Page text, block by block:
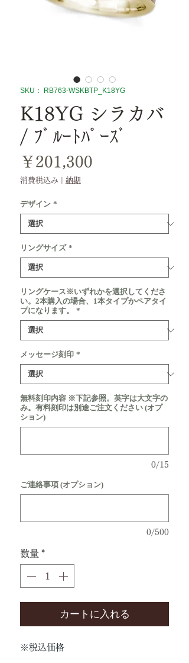
SKU： RB763-WSKBTP_K18YG
K18YG シラカバ
/ ﾌﾞﾙｰﾄﾊﾟｰｽﾞ
￥201,300
消費税込み 納期
デザイン *
リングサイズ *
リングケース※いずれかを選択してくださ
い。2本購入の場合、1本タイプかペアタイ
プになります。
*
メッセージ刻印 *
無料刻印内容 ※下記参照。英字は大文字の
み。有料刻印は別途ご注文ください (オプ
ション)
0/15
ご連絡事項 (オプション)
0/500
数量 *
カートに入れる
※税込価格